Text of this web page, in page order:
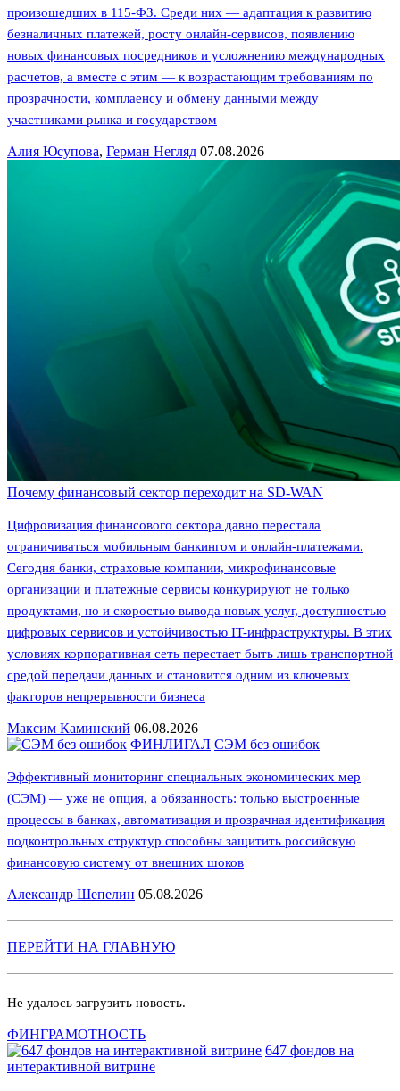
произошедших в 115-ФЗ. Среди них — адаптация к развитию
безналичных платежей, росту онлайн-сервисов, появлению
новых финансовых посредников и усложнению международных
расчетов, а вместе с этим — к возрастающим требованиям по
прозрачности, комплаенсу и обмену данными между
участниками рынка и государством
Алия Юсупова, Герман Негляд 07.08.2026
Почему финансовый сектор переходит на SD-WAN
Цифровизация финансового сектора давно перестала
ограничиваться мобильным банкингом и онлайн-платежами.
Сегодня банки, страховые компании, микрофинансовые
организации и платежные сервисы конкурируют не только
продуктами, но и скоростью вывода новых услуг, доступностью
цифровых сервисов и устойчивостью IT-инфраструктуры. В этих
условиях корпоративная сеть перестает быть лишь транспортной
средой передачи данных и становится одним из ключевых
факторов непрерывности бизнеса
Максим Каминский 06.08.2026
ФИНЛИГАЛ СЭМ без ошибок
Эффективный мониторинг специальных экономических мер
(СЭМ) — уже не опция, а обязанность: только выстроенные
процессы в банках, автоматизация и прозрачная идентификация
подконтрольных структур способны защитить российскую
финансовую систему от внешних шоков
Александр Шепелин 05.08.2026
ПЕРЕЙТИ НА ГЛАВНУЮ
Не удалось загрузить новость.
ФИНГРАМОТНОСТЬ
647 фондов на
интерактивной витрине